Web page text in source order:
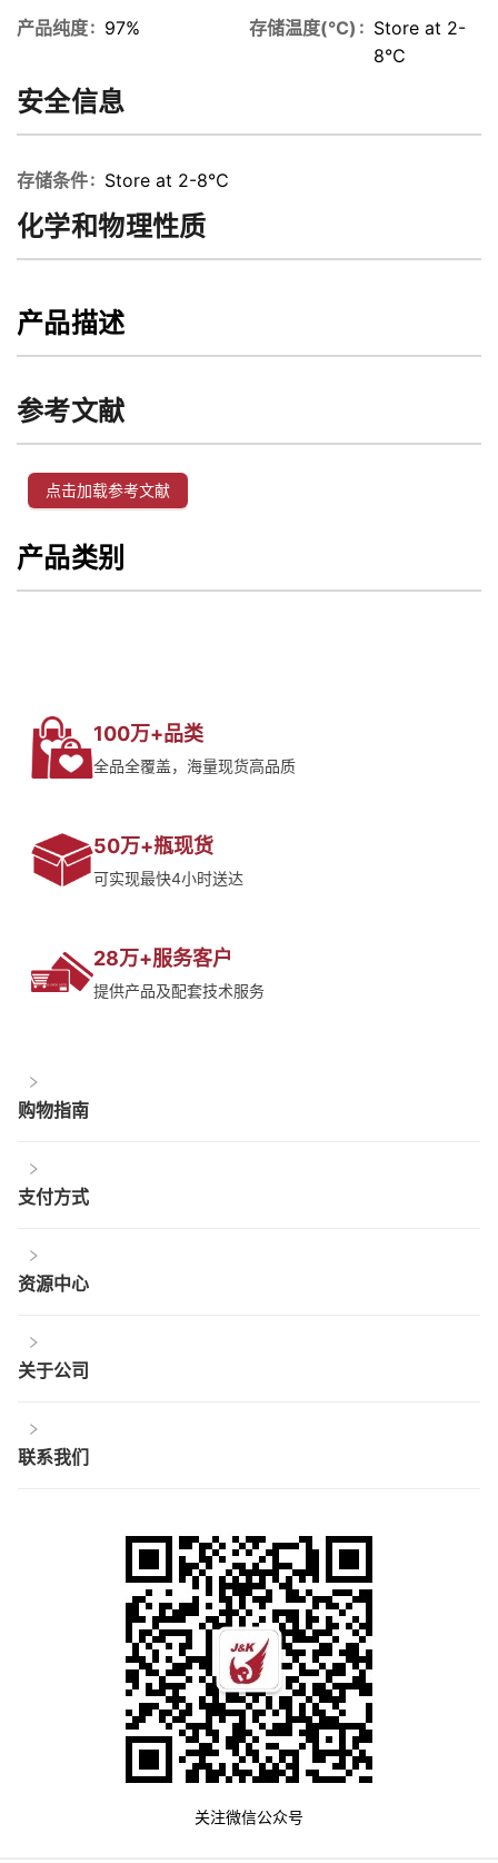
产品纯度 97% 存储温度(℃)
Store at 2-
8℃
安全信息
存储条件 Store at 2-8℃
化学和物理性质
产品描述
参考文献
点击加载参考文献
产品类别
100万+品类
全品全覆盖，海量现货高品质
50万+瓶现货
可实现最快4小时送达
28万+服务客户
提供产品及配套技术服务
购物指南
支付方式
资源中心
关于公司
联系我们
关注微信公众号